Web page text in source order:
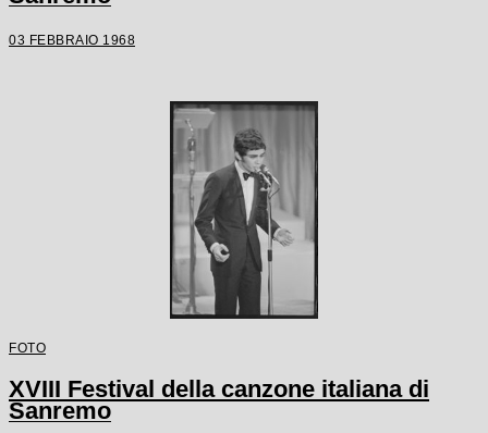
03 FEBBRAIO 1968
FOTO
XVIII Festival della canzone italiana di
Sanremo